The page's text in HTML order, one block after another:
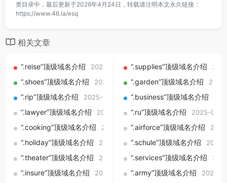
类目录中，最后更新于2026年4月24日，转载请注明本文永久链接：
https://www.46.la/esq
相关文章
“.reise”顶级域名介绍 2025-09-01 “.supplies”顶级域名介绍
“.shoes”顶级域名介绍 2025-09-01“.garden”顶级域名介绍
“.rip”顶级域名介绍 2025-09-01 “.business”顶级域名介绍
“.lawyer”顶级域名介绍 2025-09-01“.ru”顶级域名介绍 2025-09-
“.cooking”顶级域名介绍 2025-09-01“.airforce”顶级域名介绍
“.holiday”顶级域名介绍 2025-09-01“.schule”顶级域名介绍 2025-
“.theater”顶级域名介绍 2025-09-01“.services”顶级域名介绍
“.insure”顶级域名介绍 2025-09-01“.army”顶级域名介绍 2025-